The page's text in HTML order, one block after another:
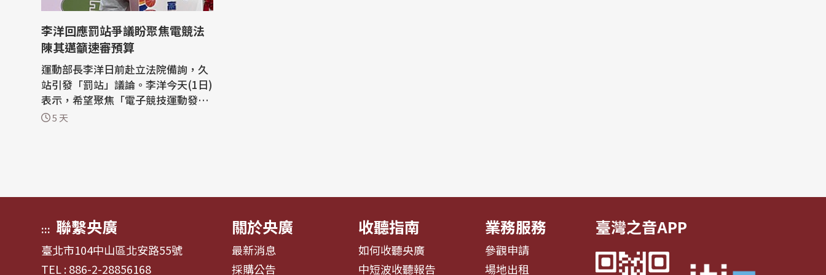
李洋回應罰站爭議盼聚焦電競法
陳其邁籲速審預算
運動部長李洋日前赴立法院備詢，久
站引發「罰站」議論。李洋今天(1日)
表示，希望聚焦「電子競技運動發展
基本法」草案本身。高雄市長陳其邁
5 天
::: 聯繫央廣
臺北市104中山區北安路55號
TEL : 886-2-28856168
關於央廣
最新消息
採購公告
收聽指南
如何收聽央廣
中短波收聽報告
業務服務
參觀申請
場地出租
臺灣之音APP